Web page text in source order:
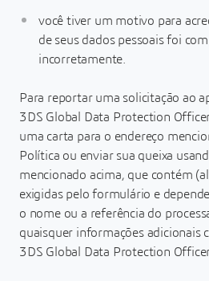
você tiver um motivo para
de seus dados pessoais foi
incorretamente.
Para reportar uma solicitação ao
3DS Global Data Protection
uma carta para o endereço
Política ou enviar sua queixa
mencionado acima, que contém
exigidas pelo formulário e
o nome ou a referência do
quaisquer informações adicionais
3DS Global Data Protection